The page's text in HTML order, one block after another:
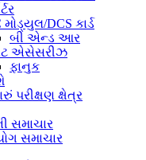
મોડ્યુલ/DCS કાર્ડ
બી એન્ડ આર
એસેસરીઝ
ફાનુક
પરીક્ષણ ક્ષેત્ર
સમાચાર
સમાચાર